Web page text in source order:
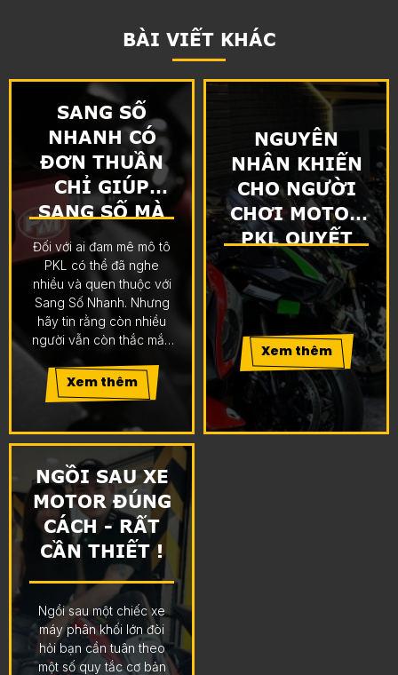
BÀI VIẾT KHÁC
SANG SỐ
NHANH CÓ
ĐƠN THUẦN
CHỈ GIÚP
SANG SỐ MÀ
KHÔNG CẦN
BÓP CÔN?
Đối với ai đam mê mô tô
PKL có thể đã nghe
nhiều và quen thuộc với
Sang Số Nhanh. Nhưng
hãy tin rằng còn nhiều
người vẫn còn thắc mắc
suy nghĩ khá mơ hồ về
trang bị hữu ích này là
như thế nào? hay chỉ là
sang số mà không cần
bóp côn.
Xem thêm
NGUYÊN
NHÂN KHIẾN
CHO NGƯỜI
CHƠI MOTOR
PKL QUYẾT
ĐỊNH BÁN XE
Xem thêm
NGỒI SAU XE
MOTOR ĐÚNG
CÁCH - RẤT
CẦN THIẾT !
Ngồi sau một chiếc xe
máy phân khối lớn đòi
hỏi bạn cần tuân theo
một số quy tắc cơ bản